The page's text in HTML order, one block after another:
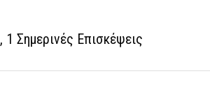
, 1 Σημερινές Επισκέψεις